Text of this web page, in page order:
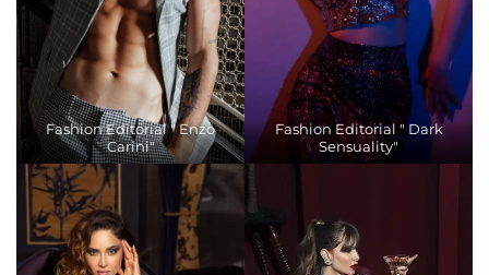
Fashion Editorial " Enzo
Carini"
Fashion Editorial " Dark
Sensuality"